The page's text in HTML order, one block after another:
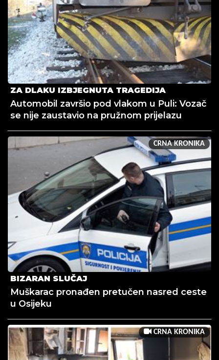
ZA DLAKU IZBJEGNUTA TRAGEDIJA
Automobil završio pod vlakom u Puli: Vozač
se nije zaustavio na pružnom prijelazu
CRNA KRONIKA
BIZARAN SLUČAJ
Muškarac pronađen pretučen nasred ceste
u Osijeku
CRNA KRONIKA